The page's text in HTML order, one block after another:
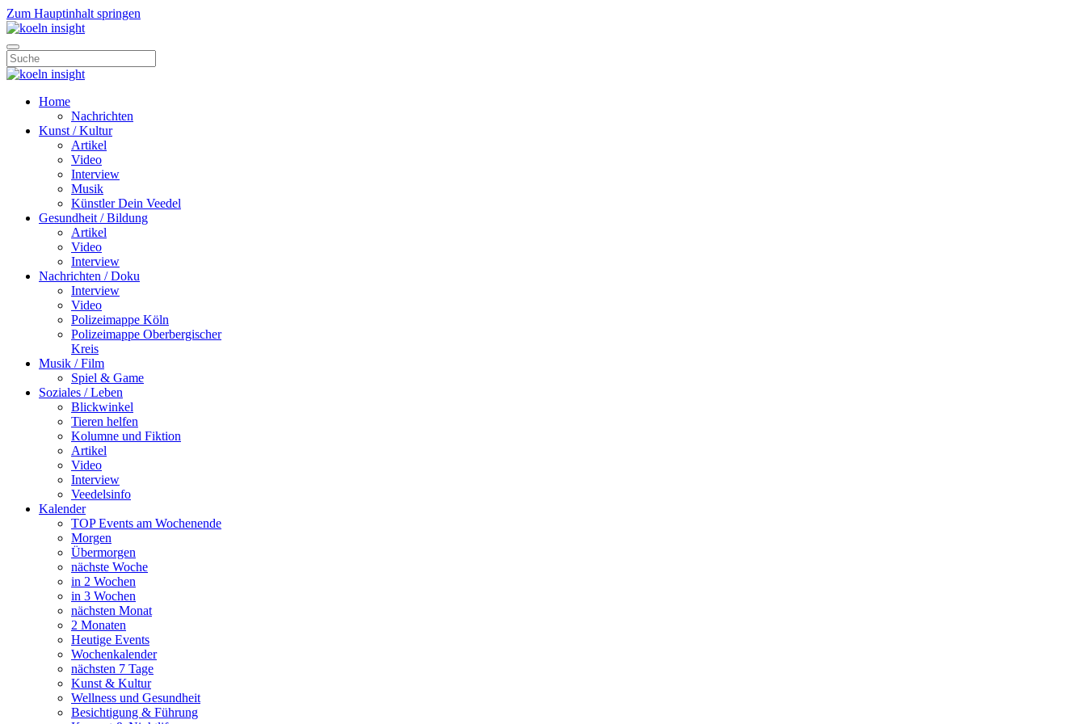
Zum Hauptinhalt springen
Home
Nachrichten
Kunst / Kultur
Artikel
Video
Interview
Musik
Künstler Dein Veedel
Gesundheit / Bildung
Artikel
Video
Interview
Nachrichten / Doku
Interview
Video
Polizeimappe Köln
Polizeimappe Oberbergischer
Kreis
Musik / Film
Spiel & Game
Soziales / Leben
Blickwinkel
Tieren helfen
Kolumne und Fiktion
Artikel
Video
Interview
Veedelsinfo
Kalender
TOP Events am Wochenende
Morgen
Übermorgen
nächste Woche
in 2 Wochen
in 3 Wochen
nächsten Monat
2 Monaten
Heutige Events
Wochenkalender
nächsten 7 Tage
Kunst & Kultur
Wellness und Gesundheit
Besichtigung & Führung